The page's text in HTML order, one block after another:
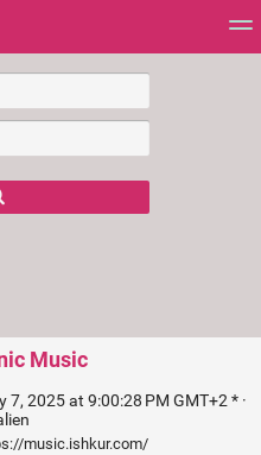
tags Mur d'images
Music
7, 2025 at 9:00:28 PM GMT+2 * ·
music.ishkur.com/